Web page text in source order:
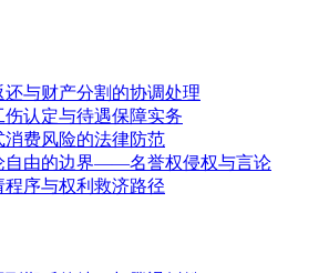
还与财产分割的协调处理
伤认定与待遇保障实务
消费风险的法律防范
自由的边界——名誉权侵权与言论
程序与权利救济路径